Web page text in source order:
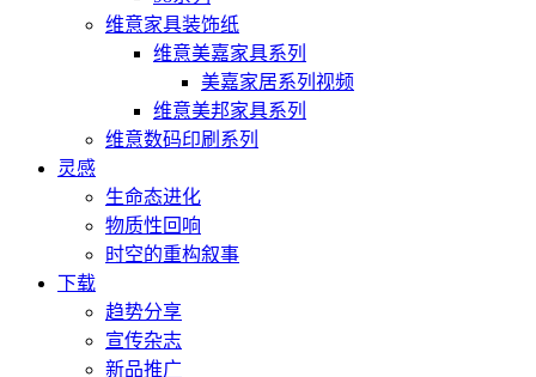
维意家具装饰纸
维意美嘉家具系列
美嘉家居系列视频
维意美邦家具系列
维意数码印刷系列
灵感
生命态进化
物质性回响
时空的重构叙事
下载
趋势分享
宣传杂志
新品推广